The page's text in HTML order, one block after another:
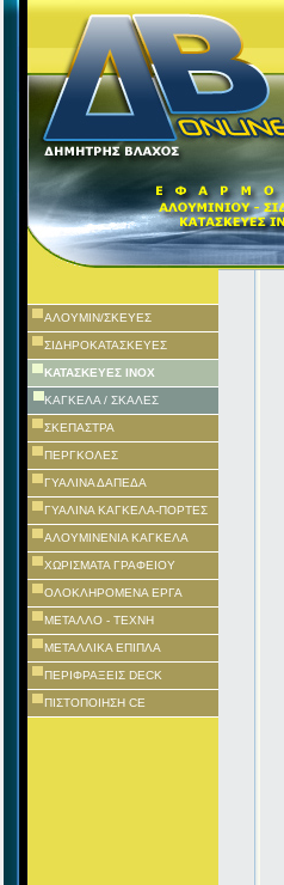
AΛΟΥΜΙΝ/ΣΚΕΥΕΣ
ΣΙΔΗΡΟΚΑΤΑΣΚΕΥΕΣ
ΚΑΤΑΣΚΕΥΕΣ ΙΝΟΧ
ΚΑΓΚΕΛΑ / ΣΚΑΛΕΣ
ΣΚΕΠΑΣΤΡΑ
ΠΕΡΓΚΟΛΕΣ
ΓΥΑΛΙΝΑ ΔΑΠΕΔΑ
ΓΥΑΛΙΝΑ ΚΑΓΚΕΛΑ-ΠΟΡΤΕΣ
ΑΛΟΥΜΙΝΕΝΙΑ ΚΑΓΚΕΛΑ
ΧΩΡΙΣΜΑΤΑ ΓΡΑΦΕΙΟΥ
ΟΛΟΚΛΗΡΟΜΕΝΑ ΕΡΓΑ
ΜΕΤΑΛΛΟ - ΤΕΧΝΗ
ΜΕΤΑΛΛΙΚΑ ΕΠΙΠΛΑ
ΠΕΡΙΦΡΑΞΕΙΣ DECK
ΠΙΣΤΟΠΟΙΗΣΗ CE